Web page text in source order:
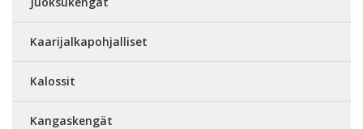
Kaarijalkapohjalliset
Kalossit
Kangaskengät